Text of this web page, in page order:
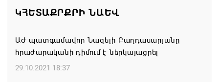
Քաջարանցի ուսանողները ճանաչողական այց
կատարեցին Զանգեզուրի պղնձամոլիբդենային
09.08.2026 16:29
Մեղրի համայնքի ղեկավար Խաչատուր
ԿՀԵՏԱՔՐՔՐԻ ՆԱԵՎ
ԱԺ պատգամավոր Նազելի Բաղդասարյանը
հրաժարականի դիմում է ներկայացրել
29.10.2021 18:37